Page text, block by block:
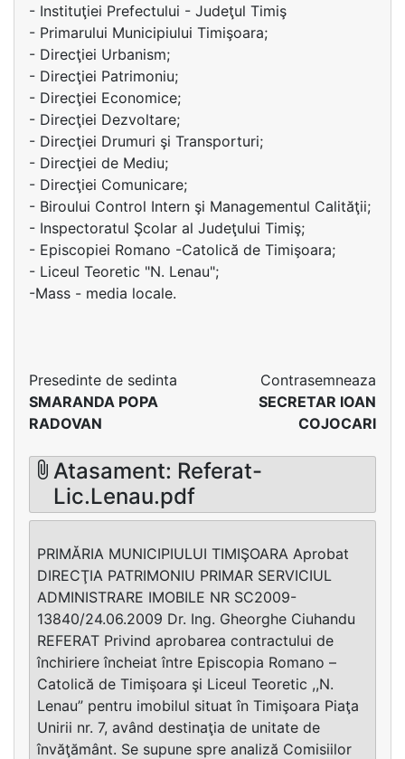
- Instituţiei Prefectului - Judeţul Timiş
- Primarului Municipiului Timişoara;
- Direcţiei Urbanism;
- Direcţiei Patrimoniu;
- Direcţiei Economice;
- Direcţiei Dezvoltare;
- Direcţiei Drumuri şi Transporturi;
- Direcţiei de Mediu;
- Direcţiei Comunicare;
- Biroului Control Intern şi Managementul Calităţii;
- Inspectoratul Şcolar al Judeţului Timiş;
- Episcopiei Romano -Catolică de Timişoara;
- Liceul Teoretic "N. Lenau";
-Mass - media locale.
Presedinte de sedinta
SMARANDA POPA
RADOVAN
Contrasemneaza
SECRETAR IOAN
COJOCARI
Atasament: Referat-
Lic.Lenau.pdf
PRIMĂRIA MUNICIPIULUI TIMIŞOARA Aprobat
DIRECŢIA PATRIMONIU PRIMAR SERVICIUL
ADMINISTRARE IMOBILE NR SC2009-
13840/24.06.2009 Dr. Ing. Gheorghe Ciuhandu
REFERAT Privind aprobarea contractului de
închiriere încheiat între Episcopia Romano –
Catolică de Timişoara şi Liceul Teoretic ,,N.
Lenau” pentru imobilul situat în Timişoara Piaţa
Unirii nr. 7, având destinaţia de unitate de
învăţământ. Se supune spre analiză Comisiilor